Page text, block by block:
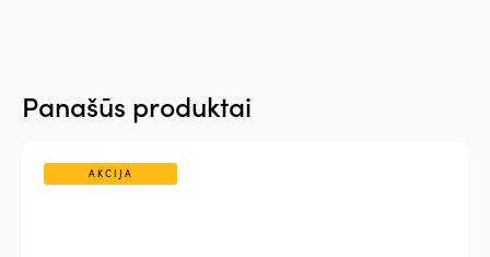
Panašūs produktai
AKCIJA